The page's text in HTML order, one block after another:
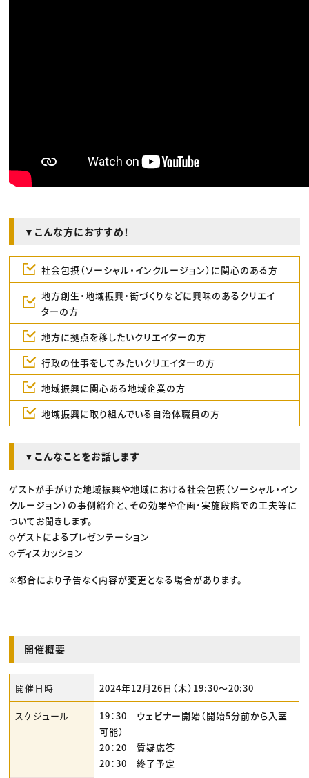
▼こんな方におすすめ！
社会包摂（ソーシャル・インクルージョン）に関心のある方
地方創生・地域振興・街づくりなどに興味のあるクリエイ
ターの方
地方に拠点を移したいクリエイターの方
行政の仕事をしてみたいクリエイターの方
地域振興に関心ある地域企業の方
地域振興に取り組んでいる自治体職員の方
▼こんなことをお話します
ゲストが手がけた地域振興や地域における社会包摂（ソーシャル・イン
クルージョン）の事例紹介と、その効果や企画・実施段階での工夫等に
ついてお聞きします。
◇ゲストによるプレゼンテーション
◇ディスカッション
※都合により予告なく内容が変更となる場合があります。
開催概要
開催日時 2024年12月26日（木）19:30〜20:30
スケジュール
19：30 ウェビナー開始（開始5分前から入室
可能）
20：20 質疑応答
20：30 終了予定